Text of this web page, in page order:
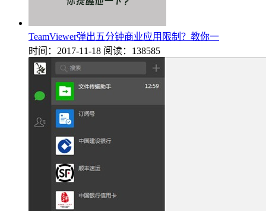
TeamViewer弹出五分钟商业应用限制？教你一
时间：2017-11-18 阅读：138585